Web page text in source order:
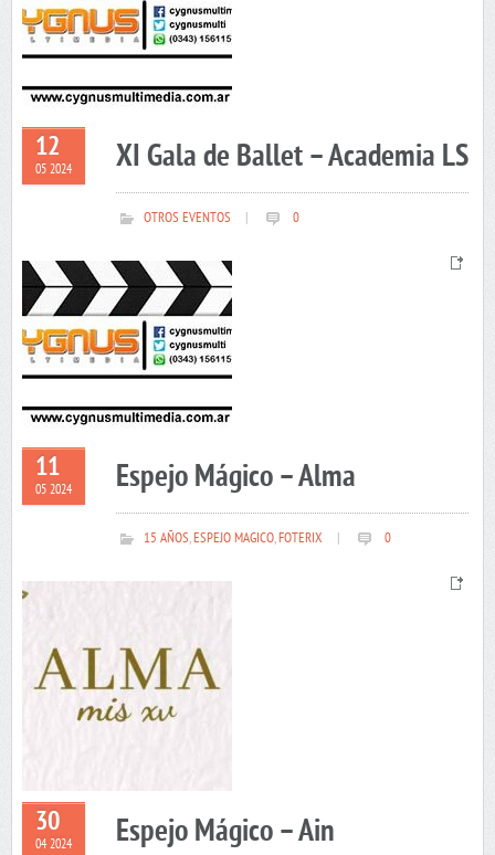
12
05 2024 XI Gala de Ballet – Academia LS
OTROS EVENTOS 0
11
05 2024 Espejo Mágico – Alma
15 AÑOS,ESPEJO MAGICO,FOTERIX 0
30
04 2024 Espejo Mágico – Ain